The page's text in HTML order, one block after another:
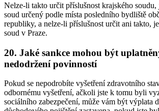
Nelze-li takto určit příslušnost krajského
soud určený podle místa posledního bydliště
republiky, a nelze-li příslušnost určit ani takto,
soud v Praze.
20. Jaké sankce mohou být
nedodržení povinností
Pokud se nepodrobíte vyšetření zdravotního
odbornému vyšetření, ačkoli jste k tomu byli
sociálního zabezpečení, může vám být výplata